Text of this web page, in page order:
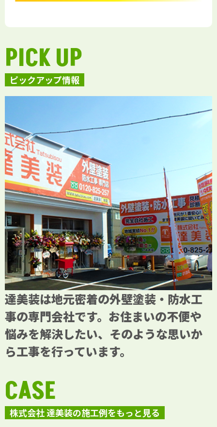
ピックアップ情報
PICK UP
達美装は地元密着の外壁塗装・防水工
事の専門会社です。お住まいの不便や
悩みを解決したい、そのような思いか
ら工事を行っています。
株式会社 達美装の施工例をもっと見る
CASE